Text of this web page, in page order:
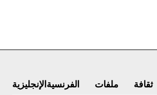
ثقافة ملفات الفرنسيةالإنجليزية